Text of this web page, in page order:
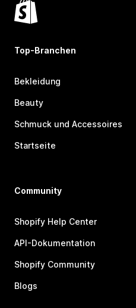
Top-Branchen
Bekleidung
Beauty
Schmuck und Accessoires
Startseite
Community
Shopify Help Center
API-Dokumentation
Shopify Community
Blogs